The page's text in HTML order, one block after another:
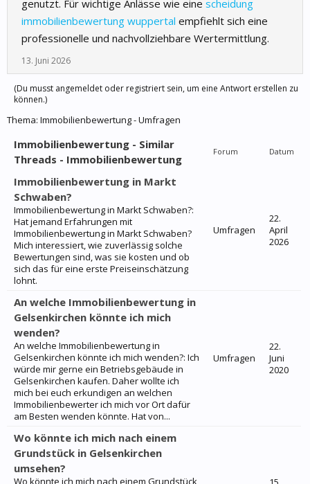
genutzt. Für wichtige Anlässe wie eine scheidung
immobilienbewertung wuppertal empfiehlt sich eine
professionelle und nachvollziehbare Wertermittlung.
13. Juni 2026
(Du musst angemeldet oder registriert sein, um eine Antwort erstellen zu
können.)
Thema: Immobilienbewertung - Umfragen
Immobilienbewertung - Similar
Threads - Immobilienbewertung
Forum Datum
Immobilienbewertung in Markt
Schwaben?
Immobilienbewertung in Markt Schwaben?:
Hat jemand Erfahrungen mit
Immobilienbewertung in Markt Schwaben?
Mich interessiert, wie zuverlässig solche
Bewertungen sind, was sie kosten und ob
sich das für eine erste Preiseinschätzung
lohnt.
Umfragen
22.
April
2026
An welche Immobilienbewertung in
Gelsenkirchen könnte ich mich
wenden?
An welche Immobilienbewertung in
Gelsenkirchen könnte ich mich wenden?: Ich
würde mir gerne ein Betriebsgebäude in
Gelsenkirchen kaufen. Daher wollte ich
mich bei euch erkundigen an welchen
Immobilienbewerter ich mich vor Ort dafür
am Besten wenden könnte. Hat von...
Umfragen
22.
Juni
2020
Wo könnte ich mich nach einem
Grundstück in Gelsenkirchen
umsehen?
Wo könnte ich mich nach einem Grundstück